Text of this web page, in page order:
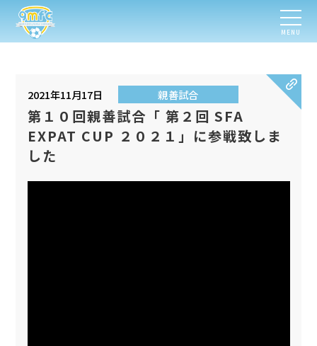
MENU
2021年11月17日 親善試合
第１０回親善試合「 第２回 SFA
EXPAT CUP ２０２１」に参戦致しま
した